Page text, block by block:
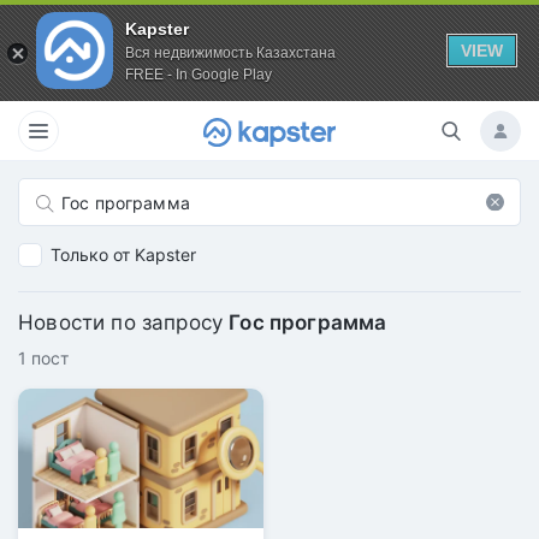
Kapster
Вся недвижимость Казахстана
FREE - In Google Play
VIEW
Только от Kapster
Новости по запросу Гос программа
1 пост